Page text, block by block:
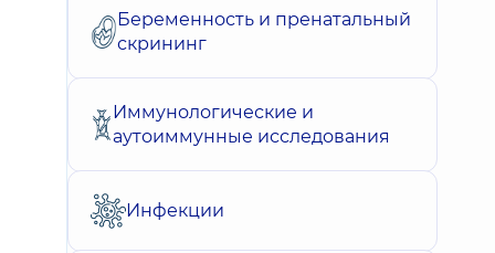
Беременность и пренатальный
скрининг
Иммунологические и
аутоиммунные исследования
Инфекции